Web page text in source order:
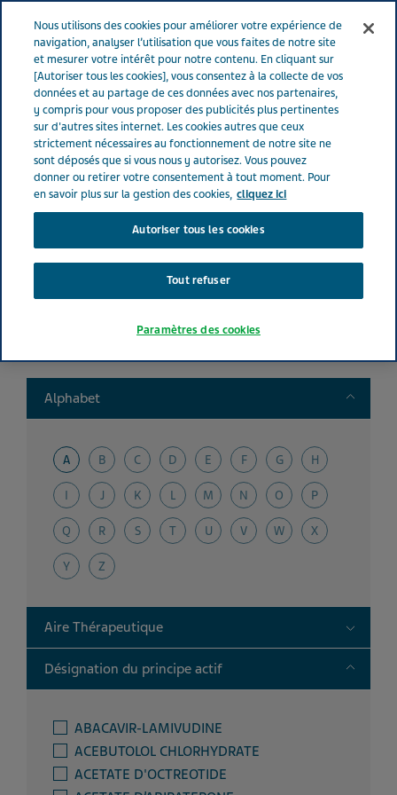
Menu
France Nos Produits Product catalog
Liste de nos médicaments
Search
Filtres clairs
Alphabet Toggle
A B C D E F G H
I J K L M N O P
Q R S T U V W X
Y Z
Aire Thérapeutique Toggle
Désignation du principe actif Toggle
ABACAVIR-LAMIVUDINE
ACEBUTOLOL CHLORHYDRATE
ACETATE D'OCTREOTIDE
Nous utilisons des cookies pour améliorer votre expérience de
navigation, analyser l’utilisation que vous faites de notre site
et mesurer votre intérêt pour notre contenu. En cliquant sur
[Autoriser tous les cookies], vous consentez à la collecte de vos
données et au partage de ces données avec nos partenaires,
y compris pour vous proposer des publicités plus pertinentes
sur d'autres sites internet. Les cookies autres que ceux
strictement nécessaires au fonctionnement de notre site ne
sont déposés que si vous nous y autorisez. Vous pouvez
donner ou retirer votre consentement à tout moment. Pour
en savoir plus sur la gestion des cookies, cliquez ici
Autoriser tous les cookies
Tout refuser
Paramètres des cookies